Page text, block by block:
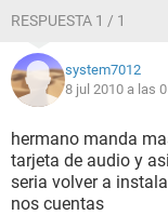
RESPUESTA 1 / 1
system7012
8 jul 2010 a las
hermano manda
tarjeta de audio y
seria volver a
nos cuentas